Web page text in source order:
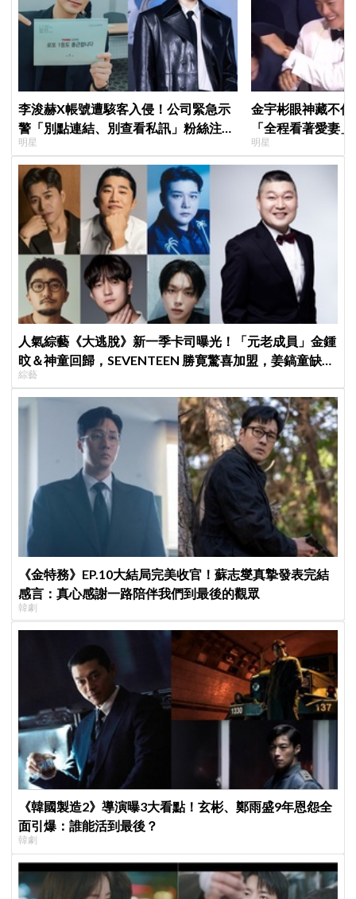
李浚赫X帳號遭駭客入侵！公司緊急示
警「別點連結、別查看私訊」粉絲注意
了
明星
金宇彬眼神藏不
「全程看著愛妻
被制止 XD
明星
人氣綜藝《大逃脫》新一季卡司曝光！「元老成員」金鍾
旼＆神童回歸，SEVENTEEN 勝寛驚喜加盟，姜鎬童缺席
成最大焦點
綜藝
《金特務》EP.10大結局完美收官！蘇志燮真摯發表完結
感言：真心感謝一路陪伴我們到最後的觀眾
韓劇
《韓國製造2》導演曝3大看點！玄彬、鄭雨盛9年恩怨全
面引爆：誰能活到最後？
韓劇